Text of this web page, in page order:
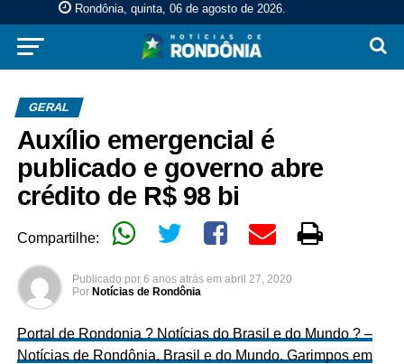
Rondônia, quinta, 06 de agosto de 2026.
GERAL
Auxílio emergencial é
publicado e governo abre
crédito de R$ 98 bi
Compartilhe:
Publicado por 6 anos atrás em abril 27, 2020
Por Notícias de Rondônia
Portal de Rondonia ? Notícias do Brasil e do Mundo ? –
Notícias de Rondônia, Brasil e do Mundo. Garimpos em